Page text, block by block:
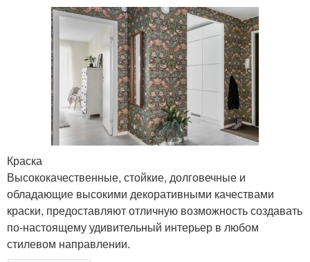
Краска
Высококачественные, стойкие, долговечные и
обладающие высокими декоративными качествами
краски, предоставляют отличную возможность создавать
по-настоящему удивительный интерьер в любом
стилевом направлении.